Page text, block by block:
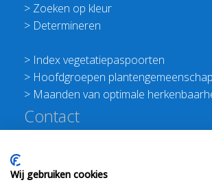
> Zoeken op kleur
> Determineren
> Index vegetatiepaspoorten
> Hoofdgroepen
> Maanden van optimale
Contact
E:info@floravannederland.nl
Wij gebruiken cookies